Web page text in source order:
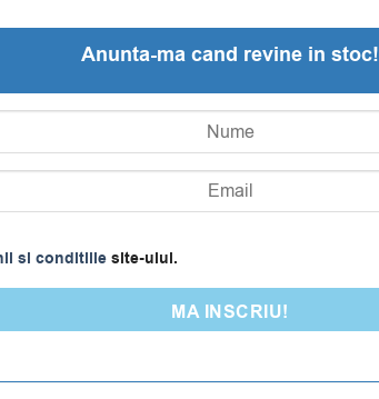
Anunta-ma cand revine in stoc!
si conditiilesite-ului.
MA INSCRIU!